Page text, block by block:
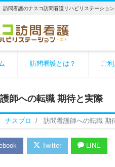
訪問看護のナスコ訪問看護リハビリステーション
訪問看護とは？ ご
師への転職 期待と実際
ナスブロ 訪問看護師への転職 期
Twitter LINE